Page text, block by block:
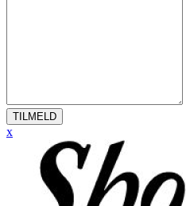
TILMELD
x